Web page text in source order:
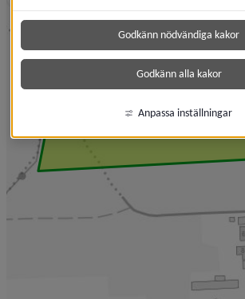
Godkänn nödvändiga kakor
Godkänn alla kakor
Anpassa inställningar